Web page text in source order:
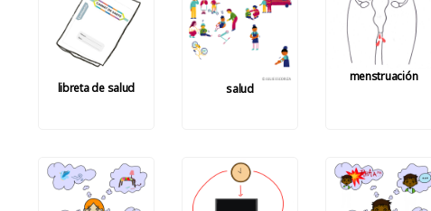
libreta de salud salud
menstruación